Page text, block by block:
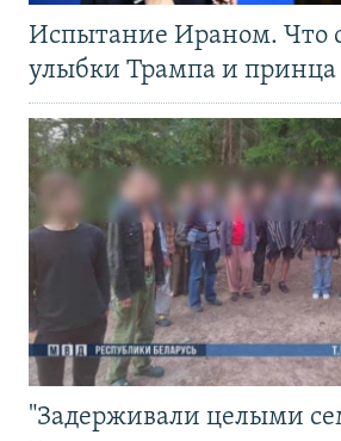
Испытание Ираном. Что
улыбки Трампа и
"Задерживали целыми